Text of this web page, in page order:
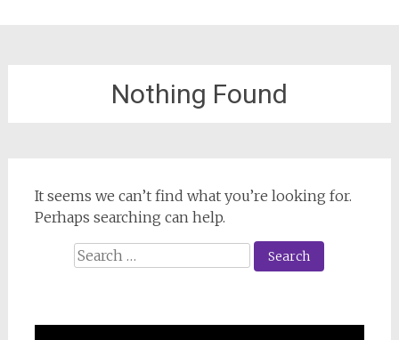
Nothing Found
It seems we can’t find what you’re looking for.
Perhaps searching can help.
Search
for: